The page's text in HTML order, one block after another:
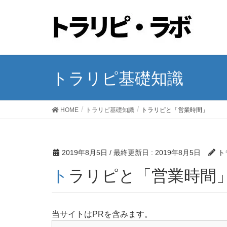
トラリピ基礎知識
HOME トラリピ基礎知識 トラリピと「営業時間」
2019年8月5日 / 最終更新日 : 2019年8月5日
トラリピと「営業時間」
当サイトはPRを含みます。